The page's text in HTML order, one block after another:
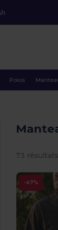
Polos
73
-47%